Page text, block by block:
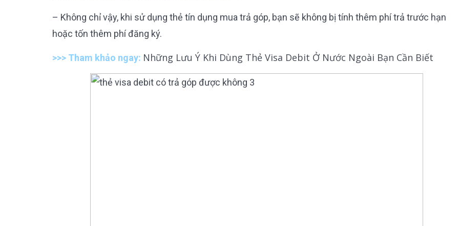
– Không chỉ vậy, khi sử dụng thẻ tín dụng mua trả góp, bạn sẽ không bị tính thêm phí trả trước hạn
hoặc tốn thêm phí đăng ký.
>>> Tham khảo ngay: Những Lưu Ý Khi Dùng Thẻ Visa Debit Ở Nước Ngoài Bạn Cần Biết